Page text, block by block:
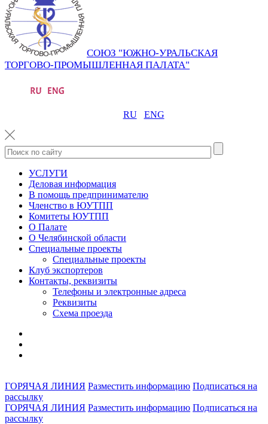
СОЮЗ "ЮЖНО-УРАЛЬСКАЯ
ТОРГОВО-ПРОМЫШЛЕННАЯ ПАЛАТА"
RU ENG
УСЛУГИ
Деловая информация
В помощь предпринимателю
Членство в ЮУТПП
Комитеты ЮУТПП
О Палате
О Челябинской области
Специальные проекты
Специальные проекты
Клуб экспортеров
Контакты, реквизиты
Телефоны и электронные адреса
Реквизиты
Схема проезда
ГОРЯЧАЯ ЛИНИЯ Разместить информацию Подписаться на
рассылку
ГОРЯЧАЯ ЛИНИЯ Разместить информацию Подписаться на
рассылку